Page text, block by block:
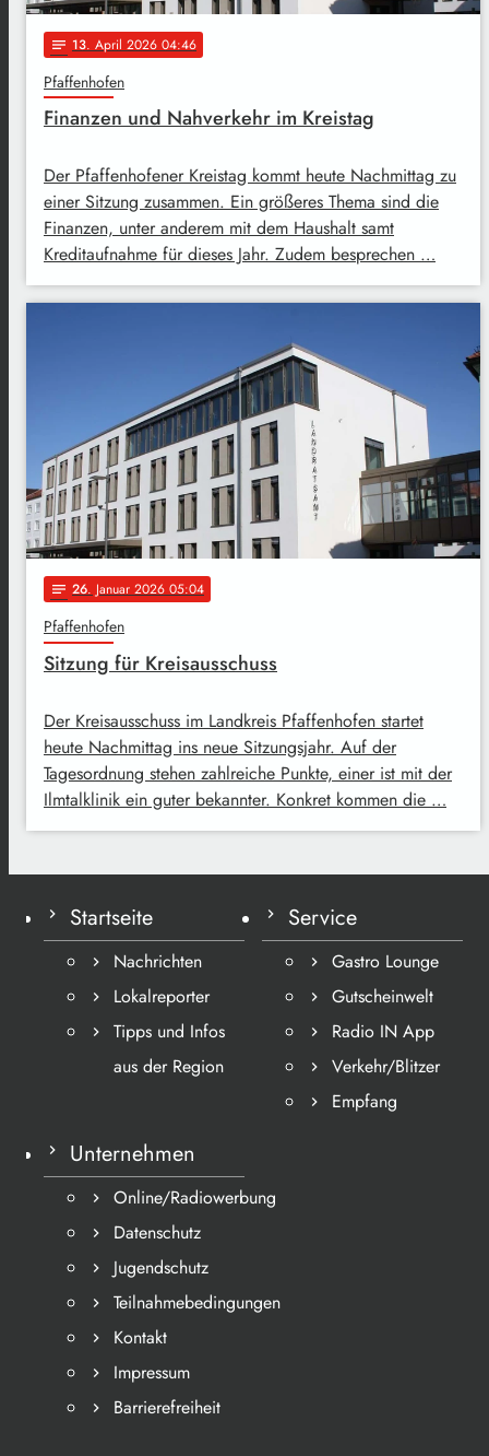
notes 13. April 2026 04:46
Pfaffenhofen
Finanzen und Nahverkehr im Kreistag
Der Pfaffenhofener Kreistag kommt heute Nachmittag zu
einer Sitzung zusammen. Ein größeres Thema sind die
Finanzen, unter anderem mit dem Haushalt samt
Kreditaufnahme für dieses Jahr. Zudem besprechen …
notes 26. Januar 2026 05:04
Pfaffenhofen
Sitzung für Kreisausschuss
Der Kreisausschuss im Landkreis Pfaffenhofen startet
heute Nachmittag ins neue Sitzungsjahr. Auf der
Tagesordnung stehen zahlreiche Punkte, einer ist mit der
Ilmtalklinik ein guter bekannter. Konkret kommen die …
Startseite
Nachrichten
Lokalreporter
Tipps und Infos
aus der Region
Service
Gastro Lounge
Gutscheinwelt
Radio IN App
Verkehr/Blitzer
Empfang
Unternehmen
Online/Radiowerbung
Datenschutz
Jugendschutz
Teilnahmebedingungen
Kontakt
Impressum
Barrierefreiheit